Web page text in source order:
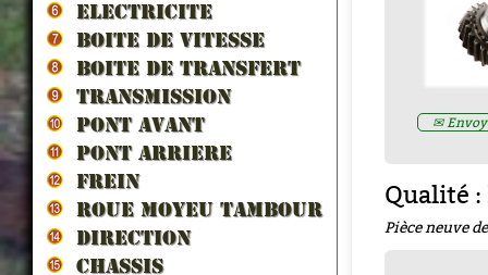
ELECTRICITE
BOITE DE VITESSE
BOITE DE TRANSFERT
TRANSMISSION
PONT AVANT
PONT ARRIERE
FREIN
ROUE MOYEU TAMBOUR
DIRECTION
CHASSIS
✉
Qualité :
Pièce neuve